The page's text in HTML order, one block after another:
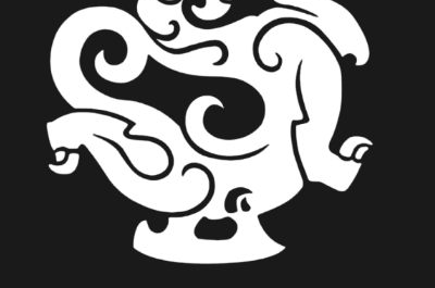
Japanese
Spanish
German
French
Italian